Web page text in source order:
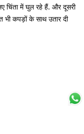
चिंता में घुल रहे हैं. और दूसरी
कपड़ों के साथ उतार दी